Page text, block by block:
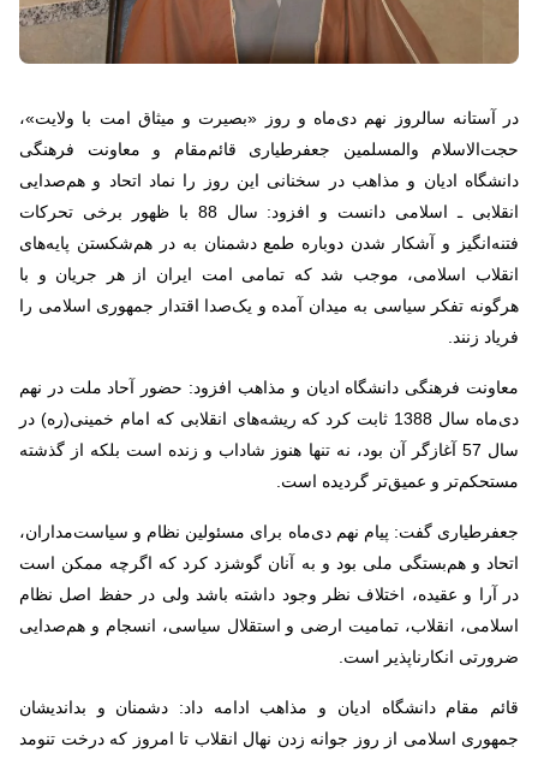
در آستانه سالروز نهم دی‌ماه و روز «بصیرت و میثاق امت با ولایت»،
حجت‌الاسلام والمسلمین جعفرطیاری قائم‌مقام و معاونت فرهنگی
دانشگاه ادیان و مذاهب در سخنانی این روز را نماد اتحاد و هم‌صدایی
انقلابی ـ اسلامی دانست و افزود: سال 88 با ظهور برخی تحرکات
فتنه‌انگیز و آشکار شدن دوباره طمع دشمنان به در هم‌شکستن پایه‌های
انقلاب اسلامی، موجب شد که تمامی امت ایران از هر جریان‌ و با
هرگونه تفکر سیاسی به میدان آمده و یک‌صدا اقتدار جمهوری اسلامی را
فریاد زنند.
معاونت فرهنگی دانشگاه ادیان و مذاهب افزود: حضور آحاد ملت در نهم
دی‌ماه سال 1388 ثابت کرد که ریشه‌های انقلابی که امام خمینی(ره) در
سال 57 آغازگر آن بود، نه تنها هنوز شاداب و زنده است بلکه از گذشته
مستحکم‌تر و عمیق‌تر گردیده است.
جعفرطیاری گفت: پیام نهم دی‌ماه برای مسئولین نظام و سیاست‌مداران،
اتحاد و هم‌بستگی ملی بود و به آنان گوشزد کرد که اگرچه ممکن است
در آرا و عقیده، اختلاف نظر وجود داشته باشد ولی در حفظ اصل نظام
اسلامی، انقلاب، تمامیت ارضی و استقلال سیاسی، انسجام و هم‌صدایی
ضرورتی انکارناپذیر است.
قائم مقام دانشگاه ادیان و مذاهب ادامه داد: دشمنان و بداندیشان
جمهوری اسلامی از روز جوانه زدن نهال انقلاب تا امروز که درخت تنومد